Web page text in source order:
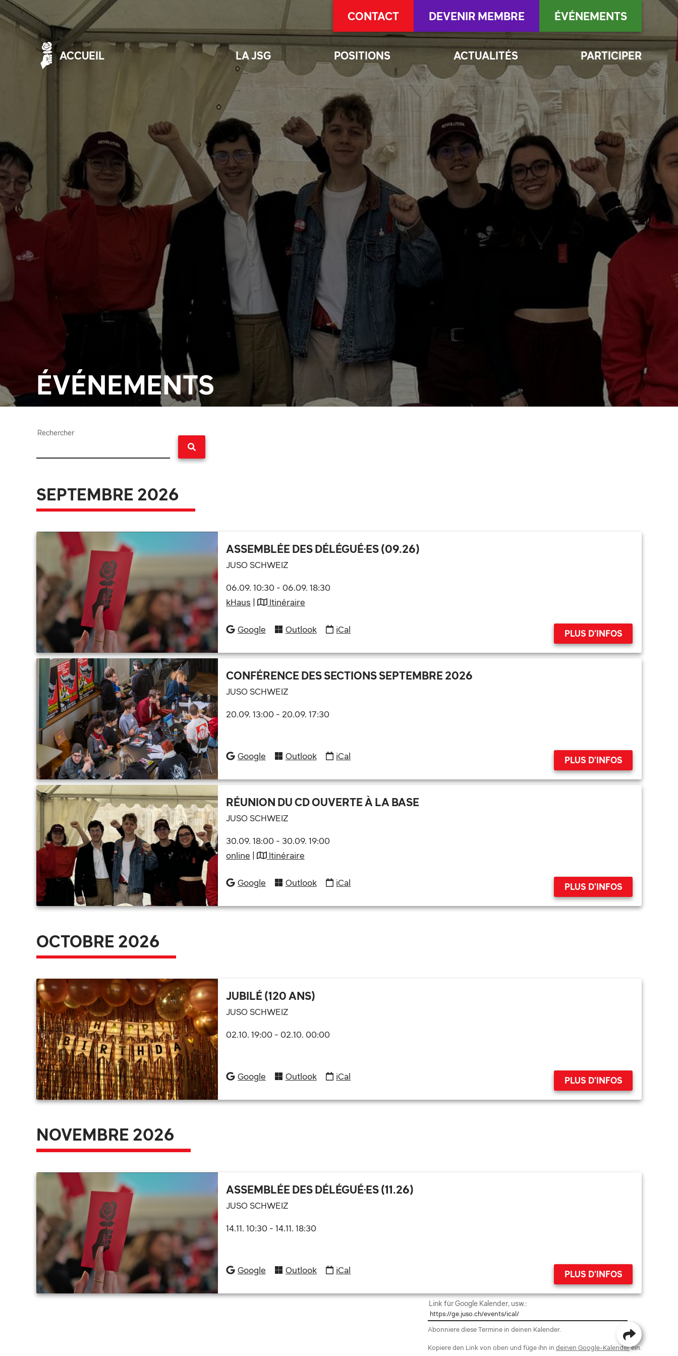
ACCUEIL LA JSG POSITIONS ACTUALITÉS PARTICIPER
CONTACT DEVENIR MEMBRE ÉVÉNEMENTS
ÉVÉNEMENTS
Rechercher
SEPTEMBRE 2026
ASSEMBLÉE DES DÉLÉGUÉ·ES (09.26)
JUSO SCHWEIZ
06.09. 10:30 - 06.09. 18:30
kHaus
Itinéraire
Google Outlook iCal PLUS D'INFOS
CONFÉRENCE DES SECTIONS SEPTEMBRE 2026
JUSO SCHWEIZ
20.09. 13:00 - 20.09. 17:30
Google Outlook iCal PLUS D'INFOS
RÉUNION DU CD OUVERTE À LA BASE
JUSO SCHWEIZ
30.09. 18:00 - 30.09. 19:00
online
Itinéraire
Google Outlook iCal PLUS D'INFOS
OCTOBRE 2026
JUBILÉ (120 ANS)
JUSO SCHWEIZ
02.10. 19:00 - 02.10. 00:00
Google Outlook iCal PLUS D'INFOS
NOVEMBRE 2026
ASSEMBLÉE DES DÉLÉGUÉ·ES (11.26)
JUSO SCHWEIZ
14.11. 10:30 - 14.11. 18:30
Google Outlook iCal PLUS D'INFOS
Link für Google Kalender, usw.:
Abonniere diese Termine in deinen Kalender.
Kopiere den Link von oben und füge ihn in deinen Google-Kalenderein.